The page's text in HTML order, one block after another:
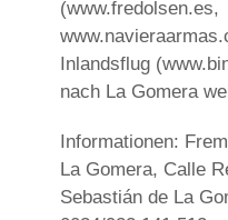
(www.fredolsen.es,
Inlandsflug
nach La Gomera
Informationen:
La Gomera, Calle
Sebastián de La